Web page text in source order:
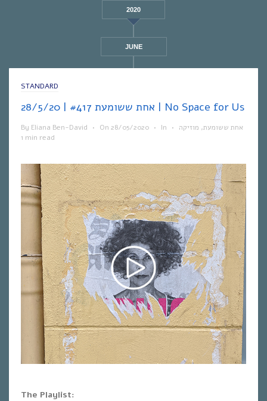
2020
JUNE
STANDARD
אחת ששומעת #417 | 28/5/20 | No Space for Us
By Eliana Ben-David • On 28/05/2020 • In אחת ששומעת, מוזיקה
•
1 min read
The Playlist: